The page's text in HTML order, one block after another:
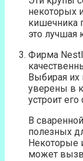
некоторых
кишечника
это лучшая
Фирма
Выбирая их
уверены в
устроит его
В
полезных
Некоторые
может